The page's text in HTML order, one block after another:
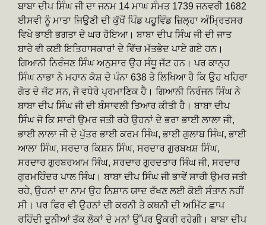
ਬਾਬਾ ਦੀਪ ਸਿੰਘ ਜੀ ਦਾ ਜਨਮ 14 ਮਾਘ ਸੰਮਤ 1739 ਜਨਵਰੀ 1682
ਈਸਵੀ ਨੂੰ ਮਾਤਾ ਜਿਉਣੀ ਦੀ ਕੁੱਖੋਂ ਪਿੰਡ ਪਹੂਵਿੰਡ ਜ਼ਿਲ੍ਹਾ ਅੰਮ੍ਰਿਤਸਰ
ਵਿਖੇ ਭਾਈ ਭਗਤਾ ਦੇ ਘਰ ਹੋਇਆ। ਬਾਬਾ ਦੀਪ ਸਿੰਘ ਜੀ ਦੀ ਜਾਤ
ਬਾਰੇ ਵੀ ਕਈ ਇਤਿਹਾਸਕਾਰਾਂ ਦੇ ਵਿੱਚ ਮੱਤਭੇਦ ਪਾਏ ਗਏ ਹਨ।
ਗਿਆਨੀ ਨਿਰੰਜਣ ਸਿੰਘ ਅਨੁਸਾਰ ਉਹ ਸੰਧੂ ਜੱਟ ਹਨ। ਪਰ ਕਾਨ੍ਹ
ਸਿੰਘ ਨਾਭਾ ਨੇ ਮਹਾਨ ਕੋਸ਼ ਦੇ ਪੰਨਾ 638 ਤੇ ਲਿਖਿਆ ਹੈ ਕਿ ਉਹ ਖਹਿਰਾ
ਗੋਤ ਦੇ ਜੱਟ ਸਨ, ਜੋ ਵਧੇਰੇ ਪ੍ਰਮਾਣਿਕ ਹੈ। ਗਿਆਨੀ ਨਿਰੰਜਨ ਸਿੰਘ ਨੇ
ਬਾਬਾ ਦੀਪ ਸਿੰਘ ਜੀ ਦੀ ਬੰਸਾਵਲੀ ਤਿਆਰ ਕੀਤੀ ਹੈ। ਬਾਬਾ ਦੀਪ
ਸਿੰਘ ਜੋ ਕਿ ਸਾਰੀ ਉਮਰ ਜਤੀ ਰਹੇ ਉਹਨਾਂ ਦੇ ਭਰਾ ਭਾਈ ਲਾਲਾ ਜੀ,
ਭਾਈ ਲਾਲਾ ਜੀ ਦੇ ਪੁੱਤਰ ਭਾਈ ਕਰਮ ਸਿੰਘ, ਭਾਈ ਗੁਲਾਬ ਸਿੰਘ, ਭਾਈ
ਆਲਾ ਸਿੰਘ, ਸਰਦਾਰ ਕਿਸ਼ਨ ਸਿੰਘ, ਸਰਦਾਰ ਗੁਰਬਖਸ਼ ਸਿੰਘ,
ਸਰਦਾਰ ਗੁਰਬਰਆਮ ਸਿੰਘ, ਸਰਦਾਰ ਗੁਰਦਤਾਰ ਸਿੰਘ ਜੀ, ਸਰਦਾਰ
ਗੁਰਮਹਿੰਦਰ ਪਾਲ ਸਿੰਘ। ਬਾਬਾ ਦੀਪ ਸਿੰਘ ਜੀ ਭਾਵੇਂ ਸਾਰੀ ਉਮਰ ਜਤੀ
ਰਹੇ, ਉਹਨਾਂ ਦਾ ਨਾਮ ਉਹ ਨਿਸ਼ਾਨ ਯਾਦ ਰੱਖਣ ਲਈ ਕੋਈ ਸੰਤਾਨ ਨਹੀਂ
ਸੀ। ਪਰ ਫਿਰ ਵੀ ਉਹਨਾਂ ਦੀ ਕਰਨੀ ਤੇ ਕਥਨੀ ਦੀ ਅਮਿੱਟ ਛਾਪ
ਰਹਿੰਦੀ ਦੁਨੀਆਂ ਤੱਕ ਲੋਕਾਂ ਦੇ ਮਨਾਂ ਉੱਪਰ ਉਕਰੀ ਰਹੇਗੀ। ਬਾਬਾ ਦੀਪ